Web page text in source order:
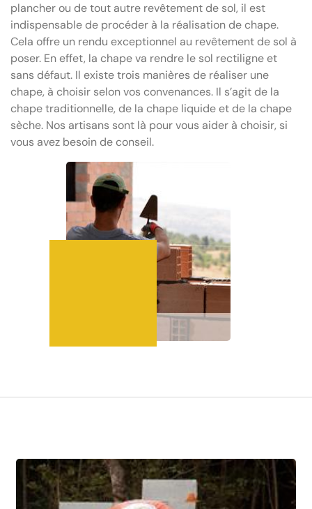
plancher ou de tout autre revêtement de sol, il est
indispensable de procéder à la réalisation de chape.
Cela offre un rendu exceptionnel au revêtement de sol à
poser. En effet, la chape va rendre le sol rectiligne et
sans défaut. Il existe trois manières de réaliser une
chape, à choisir selon vos convenances. Il s’agit de la
chape traditionnelle, de la chape liquide et de la chape
sèche. Nos artisans sont là pour vous aider à choisir, si
vous avez besoin de conseil.